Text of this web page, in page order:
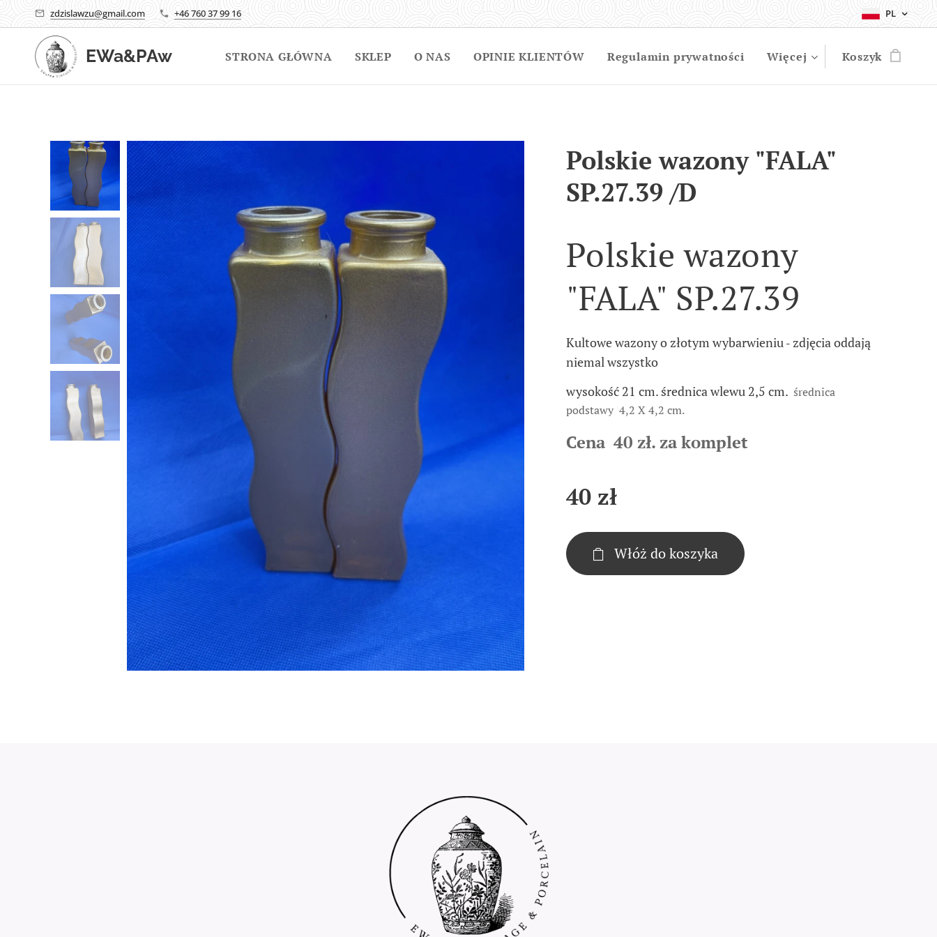
zdzislawzu@gmail.com +46 760 37 99 16 PL
EWa&PAw STRONA GŁÓWNA SKLEP O NAS OPINIE KLIENTÓW Regulamin prywatności Więcej Koszyk
Polskie wazony "FALA"
SP.27.39 /D
Polskie wazony
"FALA" SP.27.39
Kultowe wazony o złotym wybarwieniu-zdjęcia oddają
niemal wszystko
wysokość 21 cm. średnica wlewu 2,5 cm. średnica
podstawy 4,2 X 4,2 cm.
Cena 40 zł. za komplet
40 zł
Włóż do koszyka